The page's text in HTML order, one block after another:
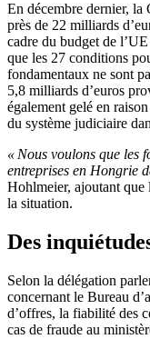
En décembre dernier, la
près de 22 milliards
cadre du budget de
que les 27 conditions
fondamentaux ne sont
5,8 milliards d’euros
également gelé en
du système judiciaire
« Nous voulons que les
entreprises en Hongrie
Hohlmeier, ajoutant que
la situation.
Des
Selon la délégation
concernant le Bureau
d’offres, la fiabilité des
cas de fraude au